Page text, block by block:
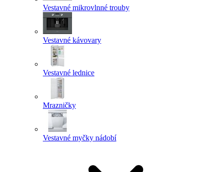
Vestavné mikrovlnné trouby
Vestavné kávovary
Vestavné lednice
Mrazničky
Vestavné myčky nádobí